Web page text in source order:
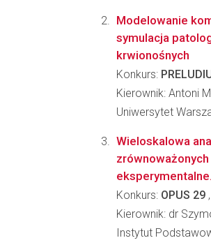
Modelowanie
symulacja
krwionośnych
Konkurs:
Kierownik: Antoni
Uniwersytet
Wieloskalowa
Konkurs: OPUS 29
Kierownik: dr
Instytut